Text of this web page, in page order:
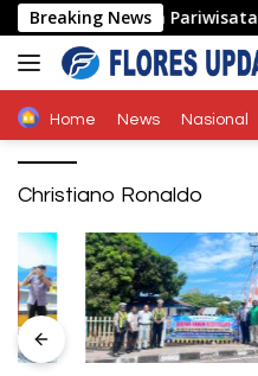
Langsung
ke
konten
Breaking News
dan Pariwisata Daerah
Home News Nasional
Christiano Ronaldo